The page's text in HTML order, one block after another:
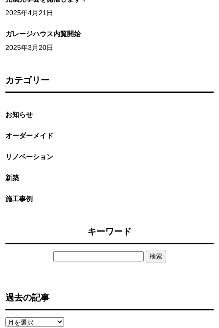
2025年4月21日
ガレージハウス内覧開始
2025年3月20日
カテゴリー
お知らせ
オーダーメイド
リノベーション
新築
施工事例
キーワード
過去の記事
過